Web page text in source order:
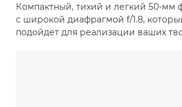
Компактный, тихий и легкий 50-мм
с широкой диафрагмой f/1.8,
подойдет для реализации ваших